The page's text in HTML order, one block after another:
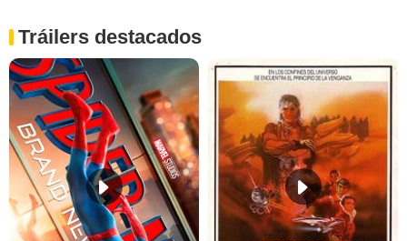
Tráilers destacados